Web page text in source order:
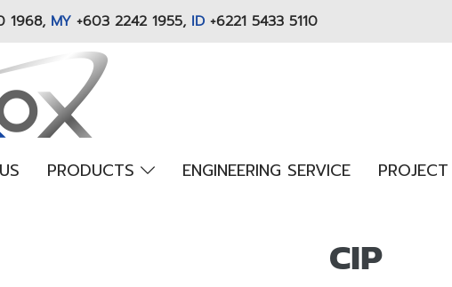
1968, MY +603 2242 1955, ID +6221 5433 5110
PRODUCTS ENGINEERING SERVICE PROJECT
CIP